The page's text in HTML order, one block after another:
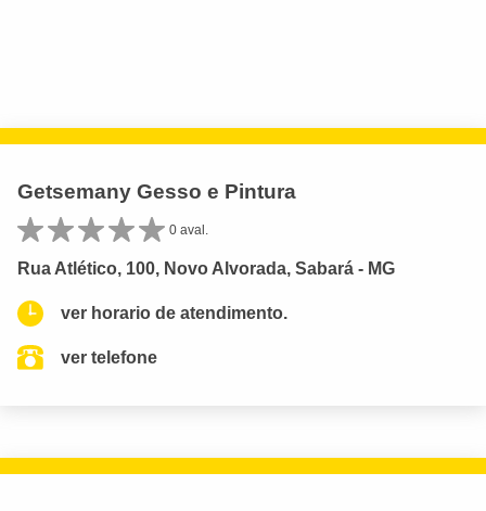
Getsemany Gesso e Pintura
0 aval.
Rua Atlético, 100, Novo Alvorada, Sabará - MG
ver horario de atendimento.
ver telefone